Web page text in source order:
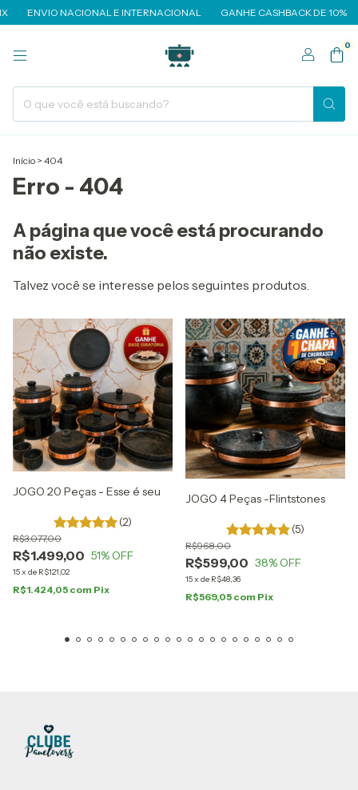
ENVIO NACIONAL E INTERNACIONAL GANHE CASHBACK DE 10%
0
Início > 404
Erro - 404
A página que você está procurando
não existe.
Talvez você se interesse pelos seguintes produtos.
JOGO 20 Peças - Esse é seu
(2)
R$1.499,00
R$3.077,00
51% OFF
15x de R$121,02
R$1.424,05 com Pix
JOGO 4 Peças -Flintstones
(5)
R$599,00
R$968,00
38% OFF
15x de R$48,36
R$569,05 com Pix